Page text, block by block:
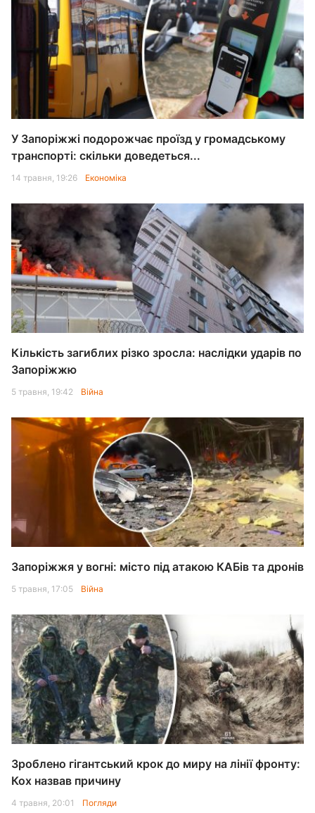
У Запоріжжі подорожчає проїзд у громадському
транспорті: скільки доведеться...
14 травня, 19:26 Економіка
Кількість загиблих різко зросла: наслідки ударів по
Запоріжжю
5 травня, 19:42 Війна
Запоріжжя у вогні: місто під атакою КАБів та дронів
5 травня, 17:05 Війна
Зроблено гігантський крок до миру на лінії фронту:
Кох назвав причину
4 травня, 20:01 Погляди